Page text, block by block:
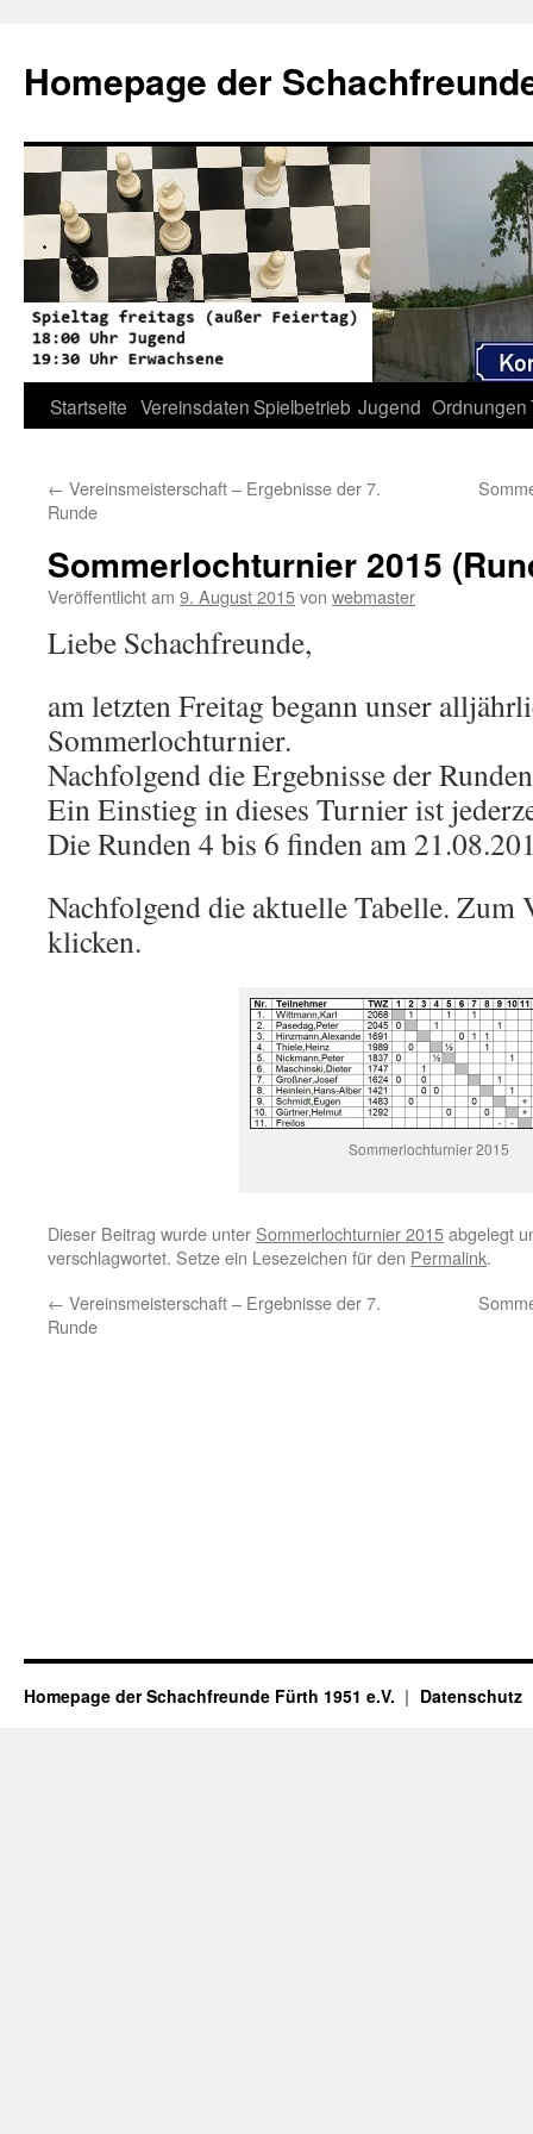
springen
Homepage der
Startseite VereinsdatenSpielbetrieb Jugend Ordnungen
← Vereinsmeisterschaft – Ergebnisse der 7.
Runde
Sommerlochturnier 2015
Veröffentlicht am 9. August 2015von webmaster
Liebe Schachfreunde,
am letzten Freitag begann unser
Sommerlochturnier.
Nachfolgend die Ergebnisse der
Ein Einstieg in dieses Turnier ist
Die Runden 4 bis 6 finden am
Nachfolgend die aktuelle Tabelle. Zum
klicken.
Sommerlochturnier 2015
Dieser Beitrag wurde unter Sommerlochturnier 2015abgelegt
verschlagwortet. Setze ein Lesezeichen für den Permalink.
← Vereinsmeisterschaft – Ergebnisse der 7.
Runde
Homepage der Schachfreunde Fürth 1951 e.V. Datenschutz